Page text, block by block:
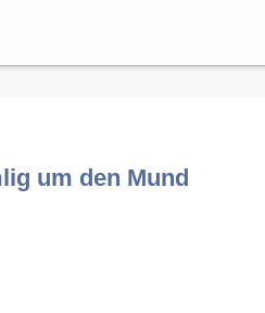
um den Mund